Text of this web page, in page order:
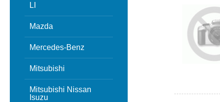
LI
Mazda
Mercedes-Benz
Mitsubishi
Mitsubishi Nissan
Isuzu